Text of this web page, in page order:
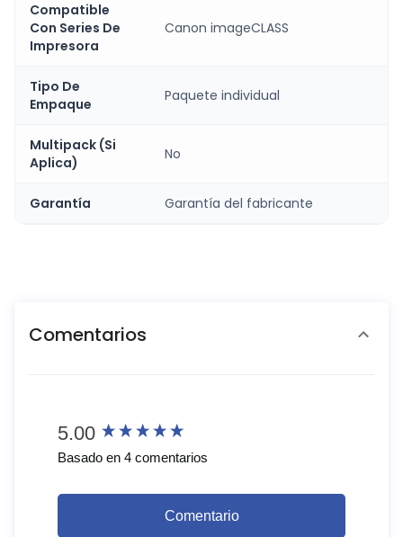
Compatible
Con Series De
Impresora
Canon imageCLASS
Tipo De
Empaque
Paquete individual
Multipack (Si
Aplica)
No
Garantía Garantía del fabricante
Comentarios
5.00
Basado en 4 comentarios
Comentario
New content loaded